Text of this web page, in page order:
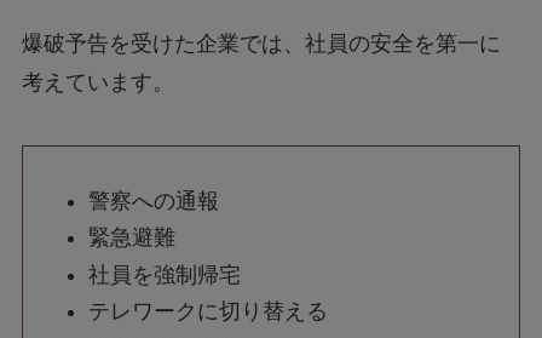
考えています。
緊急避難
社員を強制帰宅
テレワークに切り替える
館内警備の強化